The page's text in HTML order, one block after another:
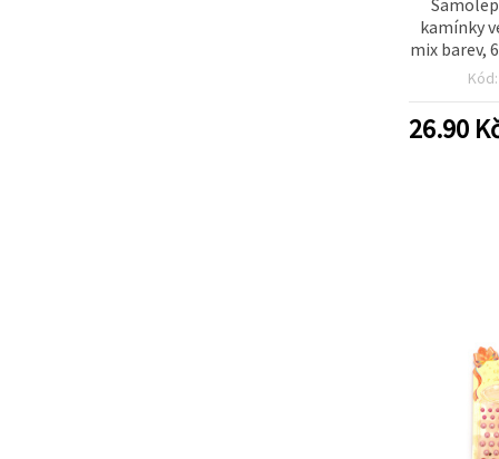
kamínky
mix barev,
Kód:
26.90